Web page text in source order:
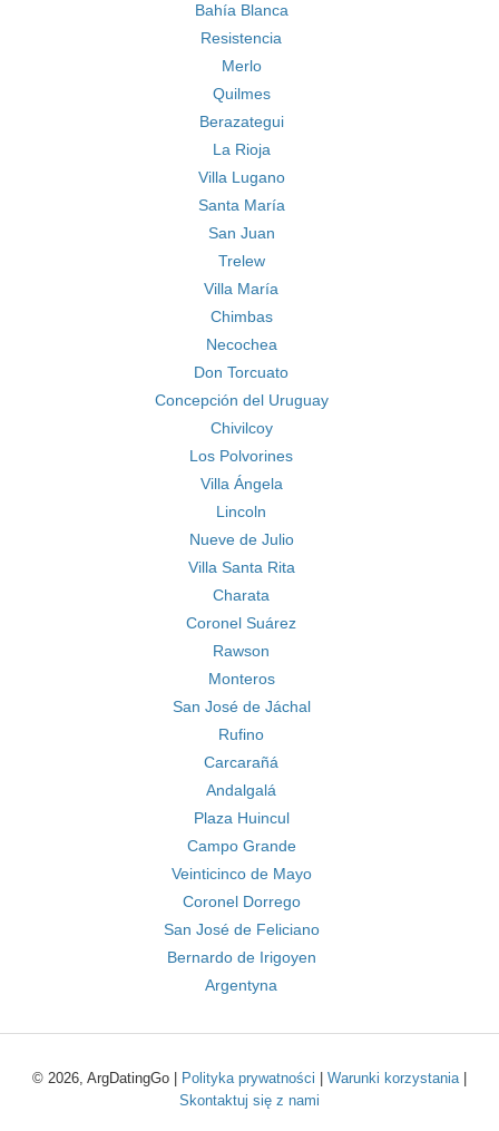
Bahía Blanca
Resistencia
Merlo
Quilmes
Berazategui
La Rioja
Villa Lugano
Santa María
San Juan
Trelew
Villa María
Chimbas
Necochea
Don Torcuato
Concepción del Uruguay
Chivilcoy
Los Polvorines
Villa Ángela
Lincoln
Nueve de Julio
Villa Santa Rita
Charata
Coronel Suárez
Rawson
Monteros
San José de Jáchal
Rufino
Carcarañá
Andalgalá
Plaza Huincul
Campo Grande
Veinticinco de Mayo
Coronel Dorrego
San José de Feliciano
Bernardo de Irigoyen
Argentyna
© 2026, ArgDatingGo | Polityka prywatności Warunki korzystania|
Skontaktuj się z nami